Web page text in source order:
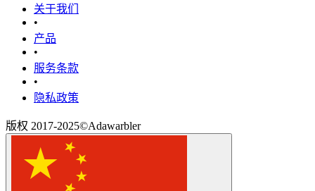
关于我们
•
产品
•
‎服务条款‎
•
隐私政策
版权 2017-2025©Adawarbler